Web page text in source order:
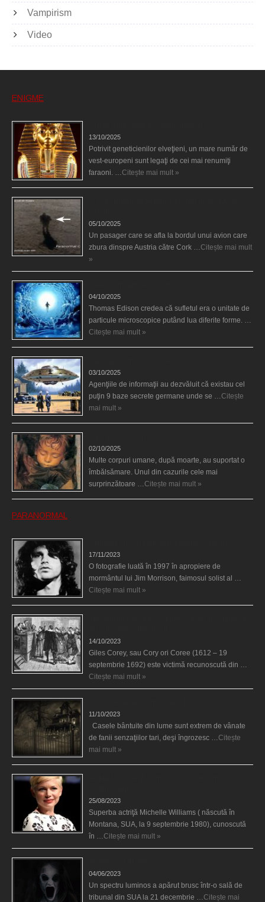
Vampirism
Video
ENIGME
13/10/2025
Potrivit geneticienilor elveţieni, un mare număr de
vest-europeni sunt legaţi de cei mai renumiţi
faraoni. …Citește mai mult »
05/10/2025
Un pasager care se afla la bordul unui avion care
zbura dinspre Austria către Cork …Citește mai mult
»
04/10/2025
Thomas Edison credea că sufletul era o unitate de
particule microscopice putând lua diferite forme. …
Citește mai mult »
03/10/2025
Agenţiile de informaţii au dezvăluit că existau cel
puţin 9 baze secrete germane unde se …Citește
mai mult »
02/10/2025
Multe corpuri umane, după moarte, au suportat o
îmbălsămare. Unul din cazurile cele mai
surprinzătoare …Citește mai mult »
PARANORMAL
17/11/2023
O fotografie luată în 1997 în apropiere de
mormântul lui Jim Morrison, faimosul solist al …
Citește mai mult »
14/10/2023
Giles Corey, sau Cory ori Coree (1612 – 19
septembrie 1692) este victimă recunoscută din …
Citește mai mult »
11/10/2023
Casele bântuite din lume sunt extrem de vânate
de fanii senzaţiilor tari, deşi îngrozesc …Citește
mai mult »
25/08/2023
Superba actriţă Michelle Williams ( născută în
Montana, SUA, la 9 septembrie 1980), cunoscută
în …Citește mai mult »
04/06/2023
Un spectru luminos a apărut brusc într-o sală de
tribunal din SUA la 21 decembrie …Citește mai